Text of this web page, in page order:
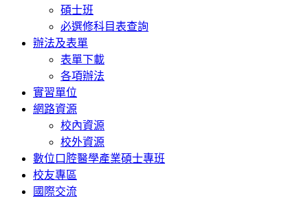
碩士班
必選修科目表查詢
辦法及表單
表單下載
各項辦法
實習單位
網路資源
校內資源
校外資源
數位口腔醫學產業碩士專班
校友專區
國際交流